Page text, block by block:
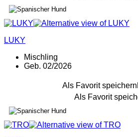
LUKY
Mischling
Geb. 02/2026
Als Favorit speichern
Als Favorit